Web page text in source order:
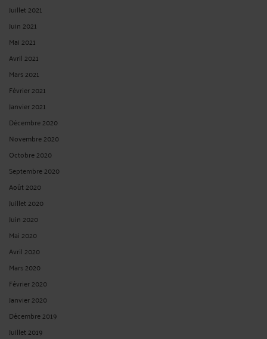
Juillet 2021
Juin 2021
Mai 2021
Avril 2021
Mars 2021
Février 2021
Janvier 2021
Décembre 2020
Novembre 2020
Octobre 2020
Septembre 2020
Août 2020
Juillet 2020
Juin 2020
Mai 2020
Avril 2020
Mars 2020
Février 2020
Janvier 2020
Décembre 2019
Juillet 2019